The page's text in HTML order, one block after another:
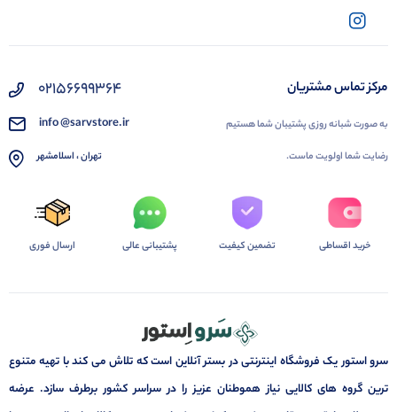
مرکز تماس مشتریان
به صورت شبانه روزی پشتیبان شما هستیم
رضایت شما اولویت ماست.
02156699364
info @sarvstore.ir
تهران ، اسلامشهر
خرید اقساطی تضمین کیفیت پشتیبانی عالی ارسال فوری
سرو استور یک فروشگاه اینترنتی در بستر آنلاین است که تلاش می کند با تهیه متنوع
ترین گروه های کالایی نیاز هموطنان عزیز را در سراسر کشور برطرف سازد. عرضه